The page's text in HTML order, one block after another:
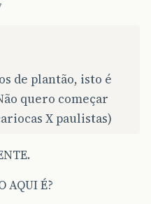
de plantão, isto é
quero começar
X paulistas)
AQUI É?